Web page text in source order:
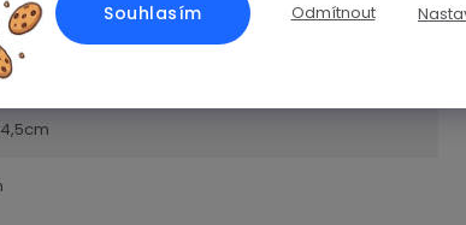
Odmítnout
Souhlasím
silikon